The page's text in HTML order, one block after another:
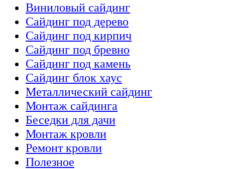
Виниловый сайдинг
Сайдинг под дерево
Сайдинг под кирпич
Сайдинг под бревно
Сайдинг под камень
Cайдинг блок хаус
Металлический сайдинг
Монтаж сайдинга
Беседки для дачи
Монтаж кровли
Ремонт кровли
Полезное